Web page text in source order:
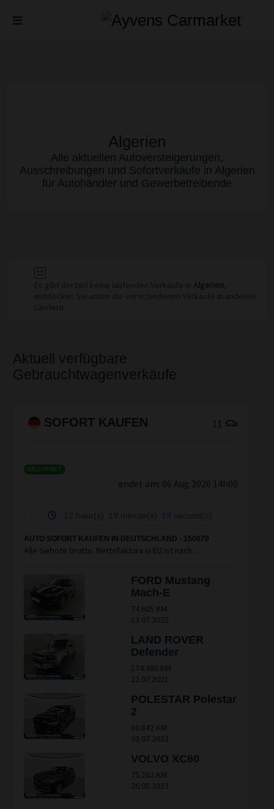
Algerien
Alle aktuellen Autoversteigerungen,
Ausschreibungen und Sofortverkäufe in Algerien
für Autohändler und Gewerbetreibende
Es gibt derzeit keine laufenden Verkäufe in Algerien
entdecken Sie unten die verschiedenen Verkäufe in anderen
Ländern
Aktuell verfügbare
Gebrauchtwagenverkäufe
SOFORT KAUFEN 11
GEÖFFNET
endet am: 06 Aug 2026 14h00
12 hour(s) 19 minute(s) 19 second(s)
AUTO SOFORT KAUFEN IN DEUTSCHLAND - 150670
Alle Gebote brutto. Nettofaktura in EU ist nach
FORD Mustang
Mach-E
74.605 KM
13.07.2022
LAND ROVER
Defender
174.380 KM
22.07.2021
POLESTAR Polestar
2
86.842 KM
03.07.2023
VOLVO XC60
75.262 KM
26.05.2023